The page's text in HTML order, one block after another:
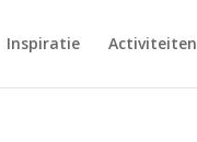
Inspiratie Activiteiten